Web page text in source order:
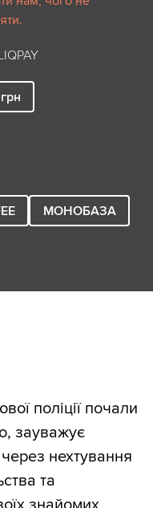
грн
МОНОБАЗА
поліції почали
зауважує
нехтування
та